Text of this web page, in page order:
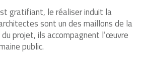
gratifiant, le réaliser induit la
sont un des maillons de la
projet, ils accompagnent l’œuvre
public.